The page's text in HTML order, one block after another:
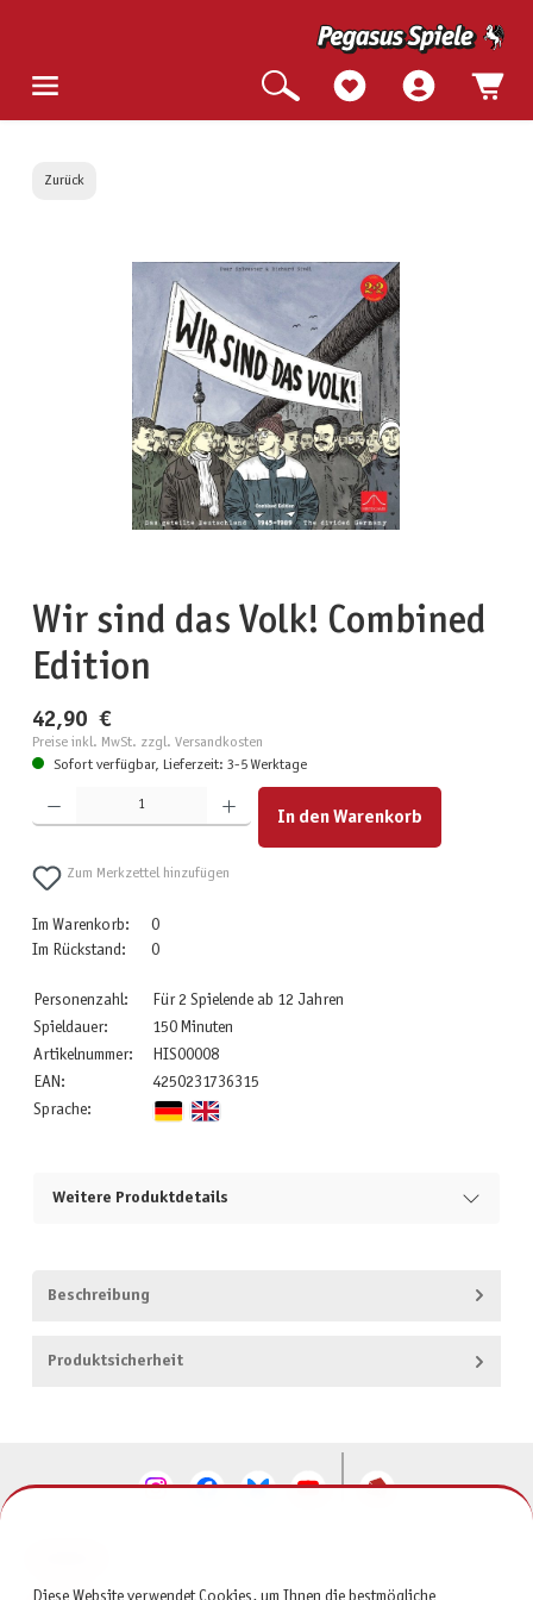
Zurück
Wir sind das Volk! Combined
Edition
42,90 €
Preise inkl. MwSt. zzgl. Versandkosten
Sofort verfügbar, Lieferzeit: 3-5 Werktage
Produkt Anzahl: Gib den gewünschten Wert ein oder benutze die Schaltflächen um die Anzahl zu
In den Warenkorb
Zum Merkzettel hinzufügen
Im Warenkorb:
0
Im Rückstand:
0
Personenzahl:
Für 2 Spielende ab 12 Jahren
Spieldauer:
150 Minuten
Artikelnummer:
HIS00008
EAN:
4250231736315
Sprache:
Weitere Produktdetails
Beschreibung
Produktsicherheit
Diese Website verwendet Cookies, um Ihnen die bestmögliche